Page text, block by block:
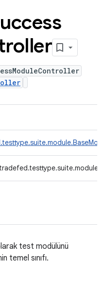
test modülünü
temel sınıfı.